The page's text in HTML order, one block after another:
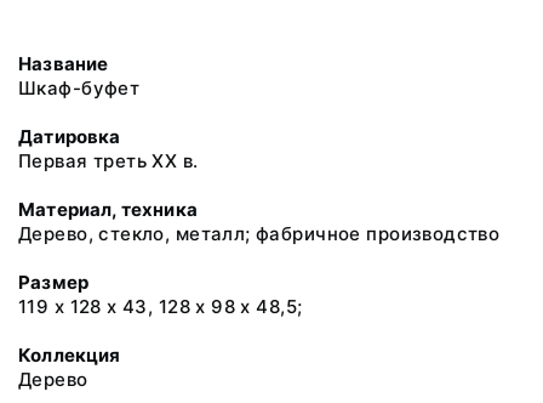
Название
Шкаф-буфет
Датировка
Первая треть XX в.
Материал, техника
Дерево, стекло, металл; фабричное производство
Размер
119 х 128 х 43, 128 х 98 х 48,5;
Коллекция
Дерево